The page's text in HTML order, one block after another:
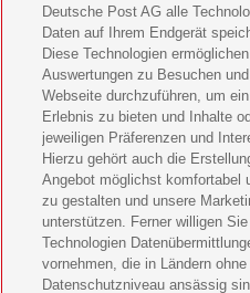
Bild der Frau Geschenkabo
11 Freunde Geschenkabo
LEGO Ninjago Magazin
Brigitte Geschenkabo
GEOlino Geschenkabo
Stern Crime Geschenkabo
Deutsche Post AG alle
Daten auf Ihrem Endgerät
Diese Technologien
Auswertungen zu Besuchen
Webseite durchzuführen, um
Erlebnis zu bieten und Inhalte
jeweiligen Präferenzen und
Hierzu gehört auch die
Angebot möglichst komfortabel
zu gestalten und unsere
unterstützen. Ferner willigen
Technologien
vornehmen, die in Ländern
Datenschutzniveau ansässig